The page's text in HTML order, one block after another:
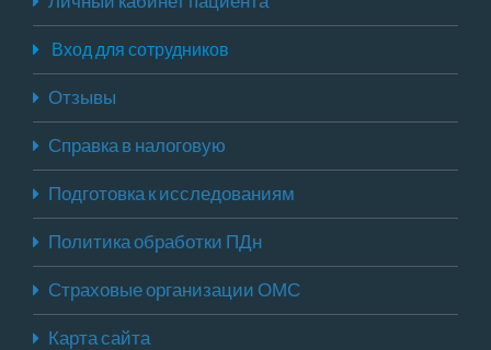
Вход для сотрудников
Отзывы
Справка в налоговую
Подготовка к исследованиям
Политика обработки ПДн
Страховые организации ОМС
Карта сайта